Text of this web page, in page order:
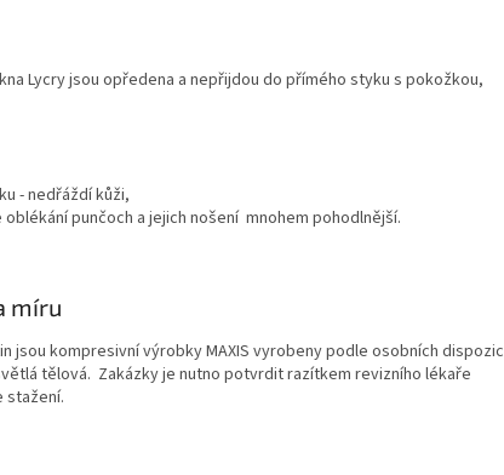
Lycry jsou opředena a nepřijdou do přímého styku s pokožkou,
- nedřáždí kůži,
punčoch a jejich nošení mnohem pohodlnější.
míru
jsou kompresivní výrobky MAXIS vyrobeny podle osobních dispozic
tělová. Zakázky je nutno potvrdit razítkem revizního lékaře
stažení.